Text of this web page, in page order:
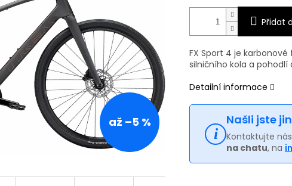
až –5 %
Přidat
FX Sport 4 je
silničního kola a
Detailní informace
Našli jste
Kontaktujte
na chatu, na